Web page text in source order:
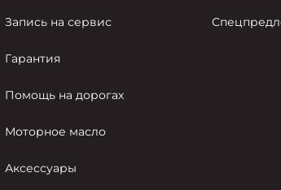
Запись на сервис
Гарантия
Помощь на дорогах
Моторное масло
Аксессуары